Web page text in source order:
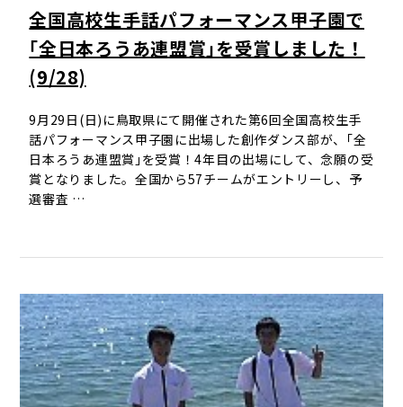
全国高校生手話パフォーマンス甲子園で
｢全日本ろうあ連盟賞｣を受賞しました！
(9/28)
9月29日(日)に鳥取県にて開催された第6回全国高校生手
話パフォーマンス甲子園に出場した創作ダンス部が、｢全
日本ろうあ連盟賞｣を受賞！4年目の出場にして、念願の受
賞となりました。全国から57チームがエントリーし、予
選審査 …